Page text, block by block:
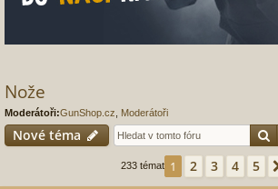
Nože
Moderátoři:GunShop.cz Moderátoři
Nové téma
233 témat 1 2 3 4 5